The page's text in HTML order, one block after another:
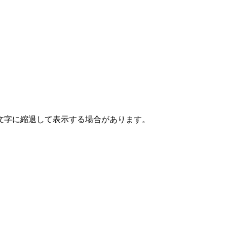
に縮退して表示する場合があります。